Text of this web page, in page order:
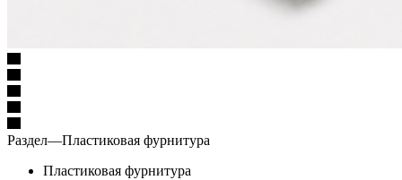
Раздел—Пластиковая фурнитура
Пластиковая фурнитура